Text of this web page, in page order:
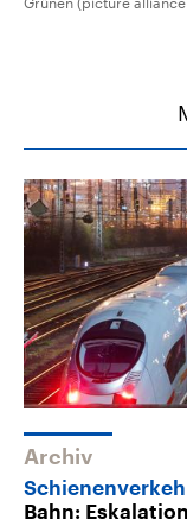
Archiv
Bahn: